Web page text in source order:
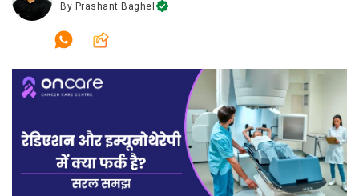
By Prashant Baghel